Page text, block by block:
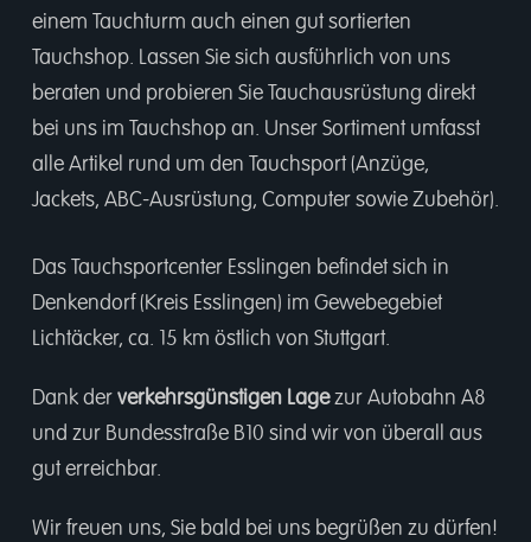
einem Tauchturm auch einen gut sortierten
Tauchshop. Lassen Sie sich ausführlich von uns
beraten und probieren Sie Tauchausrüstung direkt
bei uns im Tauchshop an. Unser Sortiment umfasst
alle Artikel rund um den Tauchsport (Anzüge,
Jackets, ABC-Ausrüstung, Computer sowie Zubehör).
Das Tauchsportcenter Esslingen befindet sich in
Denkendorf (Kreis Esslingen) im Gewebegebiet
Lichtäcker, ca. 15 km östlich von Stuttgart.
Dank der verkehrsgünstigen Lagezur Autobahn A8
und zur Bundesstraße B10 sind wir von überall aus
gut erreichbar.
Wir freuen uns, Sie bald bei uns begrüßen zu dürfen!